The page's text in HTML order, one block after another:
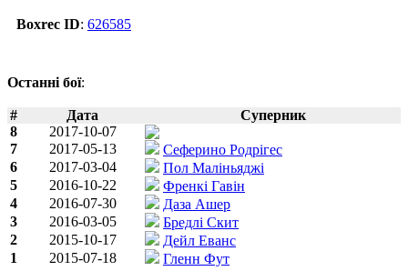
Boxrec ID: 626585
Останні бої:
# Дата
Суперник
8
2017-10-07
7
2017-05-13
Сеферино Родрігес
6
2017-03-04
Пол Маліньяджі
5
2016-10-22
Френкі Гавін
4
2016-07-30
Даза Ашер
3
2016-03-05
Бредлі Скит
2
2015-10-17
Дейл Еванс
1
2015-07-18 Гленн Фут